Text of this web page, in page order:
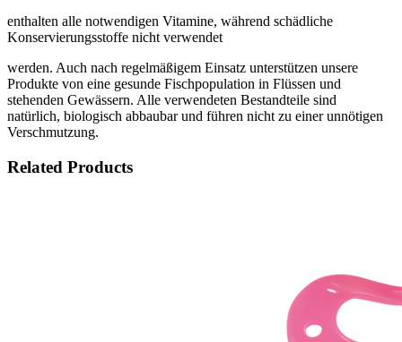
enthalten alle notwendigen Vitamine, während schädliche
Konservierungsstoffe nicht verwendet
werden. Auch nach regelmäßigem Einsatz unterstützen unsere
Produkte von eine gesunde Fischpopulation in Flüssen und
stehenden Gewässern. Alle verwendeten Bestandteile sind
natürlich, biologisch abbaubar und führen nicht zu einer unnötigen
Verschmutzung.
Related Products